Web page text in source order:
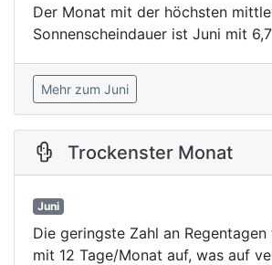
Der Monat mit der höchsten
Sonnenscheindauer ist Juni mit
Mehr zum Juni
Trockenster Monat
Juni
Die geringste Zahl an
mit 12 Tage/Monat auf, was auf